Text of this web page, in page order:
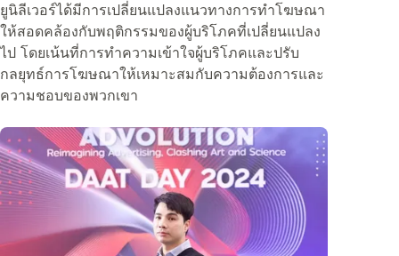
ยูนิลีเวอร์ได้มีการเปลี่ยนแปลงแนวทางการทำโฆษณา
ให้สอดคล้องกับพฤติกรรมของผู้บริโภคที่เปลี่ยนแปลง
ไป โดยเน้นที่การทำความเข้าใจผู้บริโภคและปรับ
กลยุทธ์การโฆษณาให้เหมาะสมกับความต้องการและ
ความชอบของพวกเขา